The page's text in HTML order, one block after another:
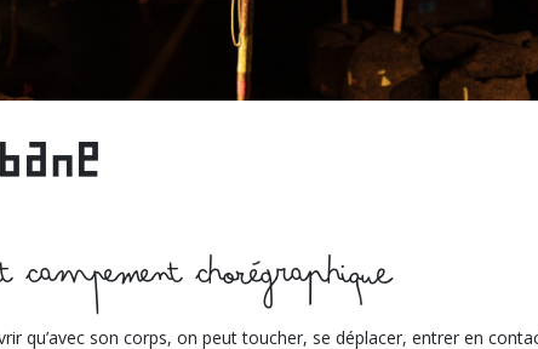
campement chorégraphique
qu’avec son corps, on peut toucher, se déplacer, entrer en